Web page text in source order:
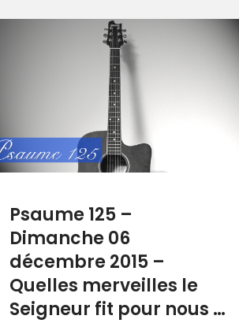
Psaume 125 –
Dimanche 06
décembre 2015 –
Quelles merveilles le
Seigneur fit pour nous …